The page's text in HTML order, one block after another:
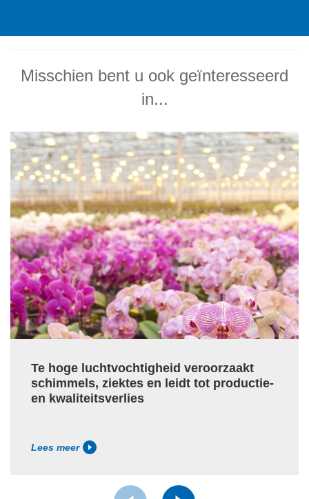
Misschien bent u ook geïnteresseerd
in...
Te hoge luchtvochtigheid veroorzaakt
schimmels, ziektes en leidt tot productie-
en kwaliteitsverlies
Lees meer